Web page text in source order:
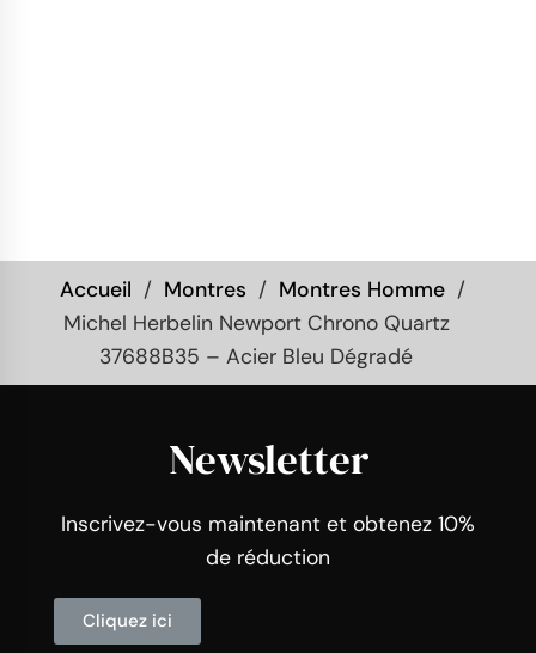
Accueil Montres
Montres Homme
Michel Herbelin Newport Chrono Quartz
37688B35 – Acier Bleu Dégradé
Newsletter
Inscrivez-vous maintenant et obtenez 10%
de réduction
Cliquez ici